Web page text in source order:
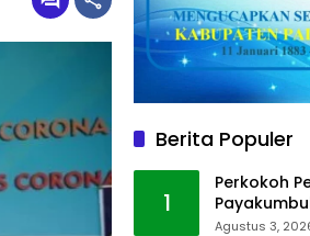
Berita Populer
1
Perkokoh
Jabatan
Agustus 3,